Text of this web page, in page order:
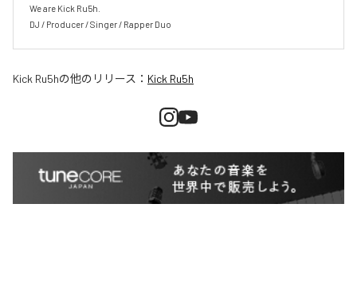
We are Kick Ru5h.
DJ / Producer / Singer / Rapper Duo
Kick Ru5hの他のリリース： Kick Ru5h